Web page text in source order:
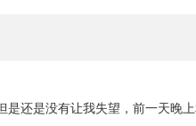
还是没有让我失望，前一天晚